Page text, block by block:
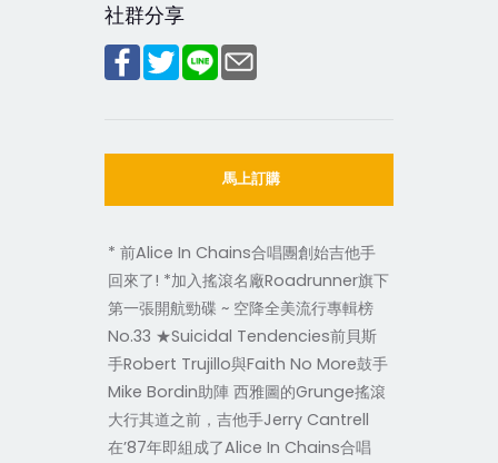
社群分享
馬上訂購
* 前Alice In Chains合唱團創始吉他手
回來了! *加入搖滾名廠Roadrunner旗下
第一張開航勁碟 ~ 空降全美流行專輯榜
No.33 ★Suicidal Tendencies前貝斯
手Robert Trujillo與Faith No More鼓手
Mike Bordin助陣 西雅圖的Grunge搖滾
大行其道之前，吉他手Jerry Cantrell
在’87年即組成了Alice In Chains合唱